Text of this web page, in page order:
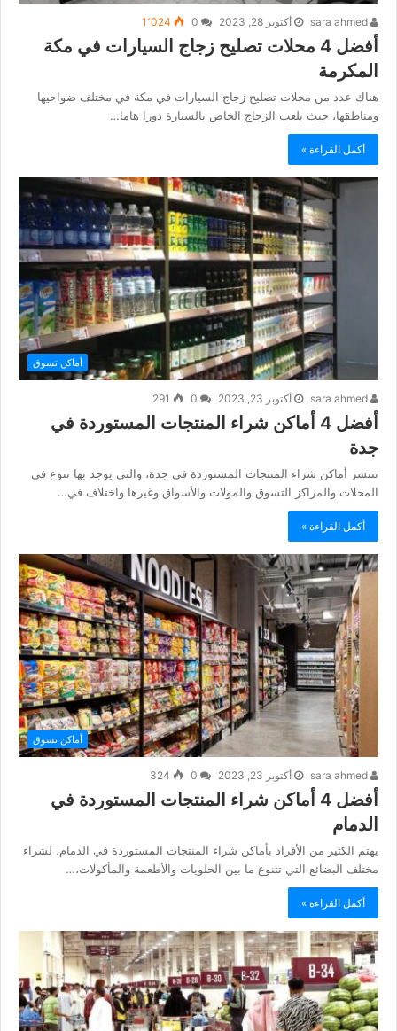
أكتوبر 28, 2023 1٬024
أفضل 4 محلات تصليح زجاج السيارات في مكة
المكرمة
هناك عدد من محلات تصليح زجاج السيارات في مكة في مختلف ضواحيها
ومناطقها، حيث يلعب الزجاج الخاص بالسيارة دورا هاما…
أكمل القراءة »
أماكن تسوق
أكتوبر 23, 2023 291
أفضل 4 أماكن شراء المنتجات المستوردة في
جدة
تنتشر أماكن شراء المنتجات المستوردة في جدة، والتي يوجد بها تنوع في
المحلات والمراكز التسوق والمولات والأسواق وغيرها واختلاف في…
أكمل القراءة »
أماكن تسوق
أكتوبر 23, 2023 324
أفضل 4 أماكن شراء المنتجات المستوردة في
الدمام
يهتم الكثير من الأفراد بأماكن شراء المنتجات المستوردة في الدمام، لشراء
مختلف البضائع التي تتنوع ما بين الحلويات والأطعمة والمأكولات،…
أكمل القراءة »